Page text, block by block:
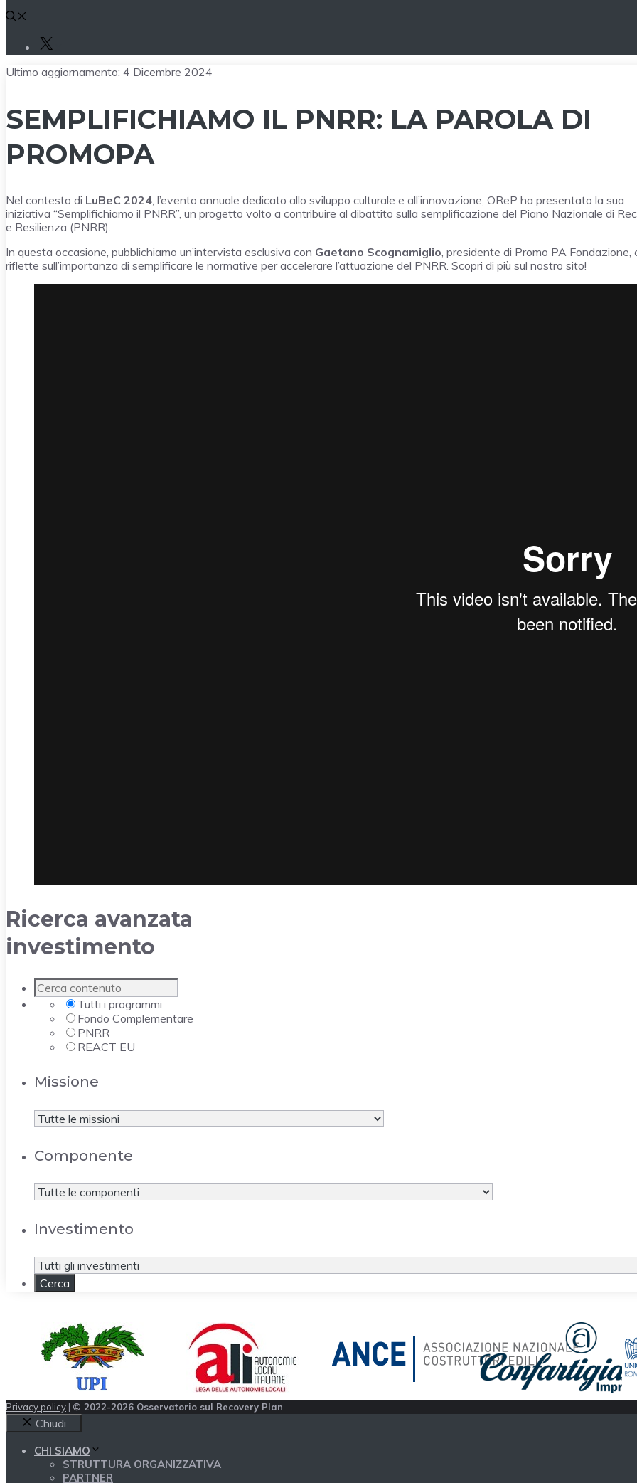
Ultimo aggiornamento: 4 Dicembre 2024
SEMPLIFICHIAMO IL PNRR: LA PAROLA DI
PROMOPA
Nel contesto di LuBeC 2024, l’evento annuale dedicato allo sviluppo culturale e all’innovazione, OReP ha presentato la sua
iniziativa “Semplifichiamo il PNRR”, un progetto volto a contribuire al dibattito sulla semplificazione del Piano Nazionale di
e Resilienza (PNRR).
In questa occasione, pubblichiamo un’intervista esclusiva con Gaetano Scognamiglio, presidente di Promo PA Fondazione,
riflette sull’importanza di semplificare le normative per accelerare l’attuazione del PNRR. Scopri di più sul nostro sito!
Ricerca avanzata
investimento
Tutti i programmi
Fondo Complementare
PNRR
REACT EU
Missione
Componente
Investimento
Privacy policy | © 2022-2026 Osservatorio sul Recovery Plan
Chiudi
CHI SIAMO
STRUTTURA ORGANIZZATIVA
PARTNER